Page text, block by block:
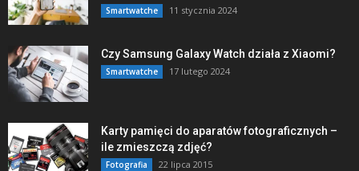
Smartwatche 11 stycznia 2024
Czy Samsung Galaxy Watch działa z Xiaomi?
Smartwatche 17 lutego 2024
Karty pamięci do aparatów fotograficznych –
ile zmieszczą zdjęć?
Fotografia 22 lipca 2015